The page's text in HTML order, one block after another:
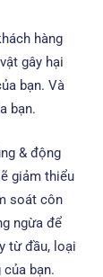
hàng
gây hại
bạn. Và
bạn.
& động
giảm thiểu
soát côn
ngừa để
từ đầu, loại
bạn.